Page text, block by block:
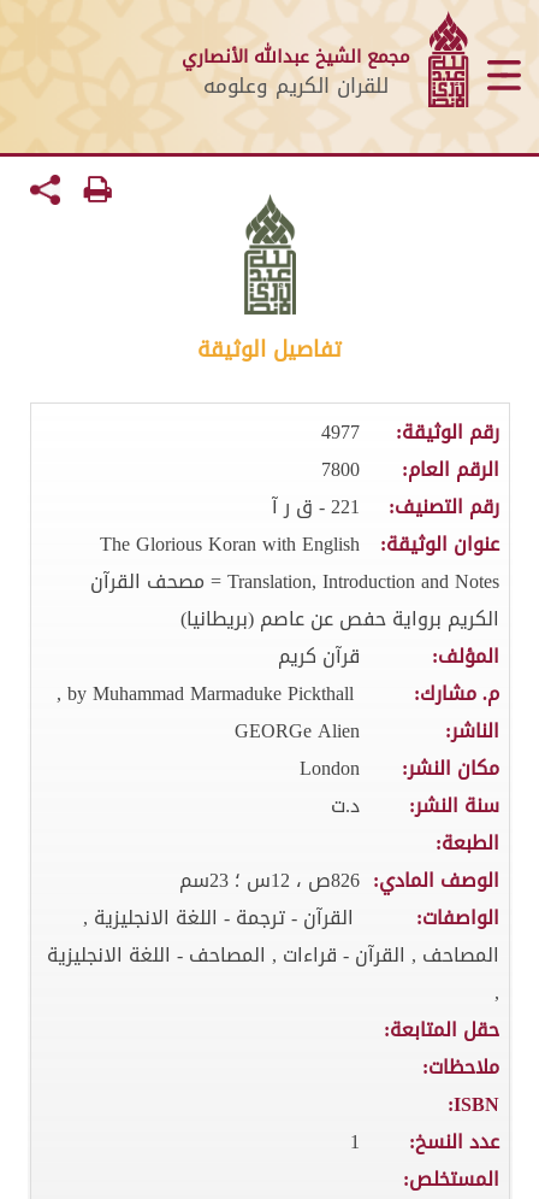
مجمع الشيخ عبدالله الأنصاري
للقران الكريم وعلومه
تفاصيل الوثيقة
رقم الوثيقة:
4977
الرقم العام:
7800
رقم التصنيف:
221 - ق ر آ
عنوان الوثيقة: The Glorious Koran with English
Translation, Introduction and Notes = مصحف القرآن
الكريم برواية حفص عن عاصم (بريطانيا)
المؤلف:
قرآن كريم
م. مشارك:
by Muhammad Marmaduke Pickthall ,
الناشر:
GEORGe Alien
مكان النشر:
London
سنة النشر:
د.ت
الطبعة:
الوصف المادي: 826ص ، 12س ؛ 23سم
الواصفات:
القرآن - ترجمة - اللغة الانجليزية ,
المصاحف , القرآن - قراءات , المصاحف - اللغة الانجليزية
,
حقل المتابعة:
ملاحظات:
ISBN:
عدد النسخ:
1
المستخلص: